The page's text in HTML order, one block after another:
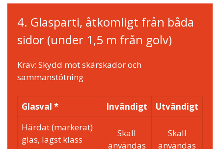
4. Glasparti, åtkomligt från båda
sidor (under 1,5 m från golv)
Krav: Skydd mot skärskador och
sammanstötning
Glasval * Invändigt
Utvändigt
Härdat (markerat)
glas, lägst klass
Skall
användas
Skall
användas